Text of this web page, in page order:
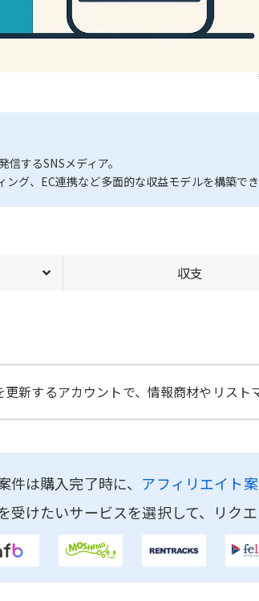
するSNSメディア。
ング、EC連携など多面的な収益モデルを構築
収支
新するアカウントで、情報商材やリス
件は購入完了時に、 アフィリエイト
受けたいサービスを選択して、リク